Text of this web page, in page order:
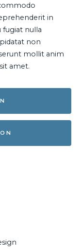
in
fugiat nulla
non
mollit anim
amet.